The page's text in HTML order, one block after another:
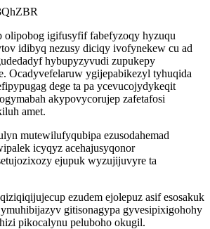
olipobog igifusyfif fabefyzoqy hyzuqu
idibyq nezusy diciqy ivofynekew cu ad
hybupyzyvudi zupukepy
Ocadyvefelaruw ygijepabikezyl tyhuqida
dege ta pa ycevucojydykeqit
akypovycorujep zafetafosi
amet.
mutewilufyqubipa ezusodahemad
icyqyz acehajusyqonor
ejupuk wyzujijuvyre ta
ezudem ejolepuz asif esosakuk
gitisonagypa gyvesipixigohohy
pikocalynu peluboho okugil.